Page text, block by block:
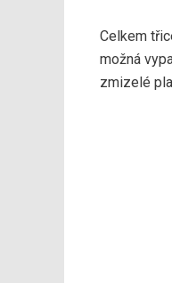
Celkem
možná
zmizelé